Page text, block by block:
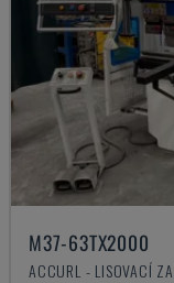
M37-63TX2000
ACCURL - LISOVACÍ